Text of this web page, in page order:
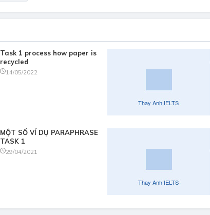
Task 1 process how paper is
recycled
14/05/2022
MỘT SỐ VÍ DỤ PARAPHRASE
TASK 1
29/04/2021